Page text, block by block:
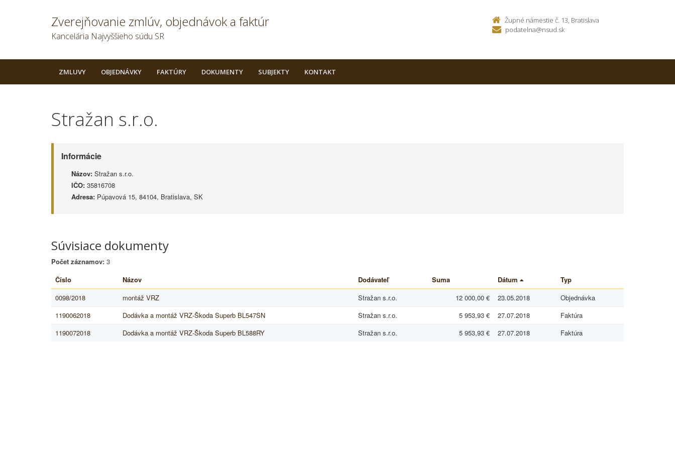
Zverejňovanie zmlúv, objednávok a faktúr
Kancelária Najvyššieho súdu SR
Župné námestie č. 13, Bratislava
podatelna@nsud.sk
ZMLUVY OBJEDNÁVKY FAKTÚRY DOKUMENTY SUBJEKTY KONTAKT
Stražan s.r.o.
Informácie
Názov: Stražan s.r.o.
IČO: 35816708
Adresa: Púpavová 15, 84104, Bratislava, SK
Súvisiace dokumenty
Počet záznamov: 3
Číslo
Názov Dodávateľ Suma Dátum
Typ
0098/2018
montáž VRZ Stražan s.r.o. 12 000,00 € 23.05.2018
Objednávka
1190062018
Dodávka a montáž VRZ-Škoda Superb BL547SN Stražan s.r.o. 5 953,93 € 27.07.2018
Faktúra
1190072018
Dodávka a montáž VRZ-Škoda Superb BL588RY Stražan s.r.o. 5 953,93 € 27.07.2018 Faktúra